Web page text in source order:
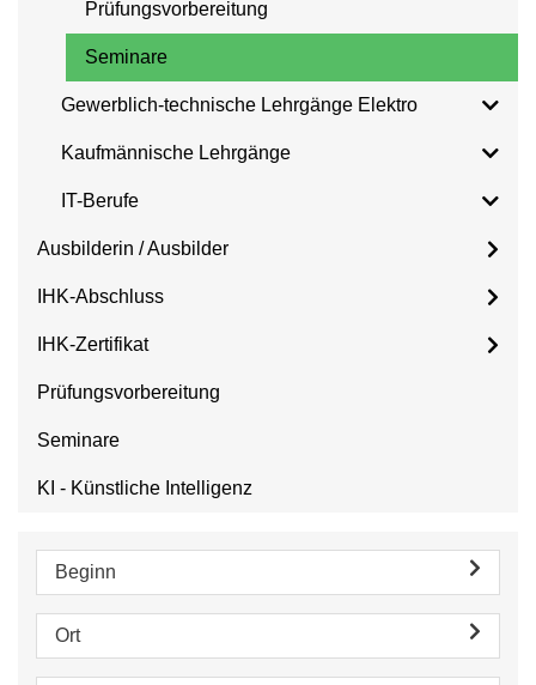
Prüfungsvorbereitung
Seminare
Gewerblich-technische Lehrgänge Elektro
Kaufmännische Lehrgänge
IT-Berufe
Ausbilderin / Ausbilder
IHK-Abschluss
IHK-Zertifikat
Prüfungsvorbereitung
Seminare
KI - Künstliche Intelligenz
Beginn
Ort